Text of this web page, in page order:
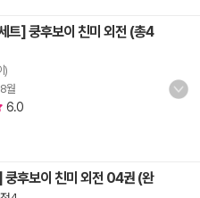
트] 쿵후보이 친미 외전 (총4
)
월
6.0
후보이 친미 외전 04권 (완